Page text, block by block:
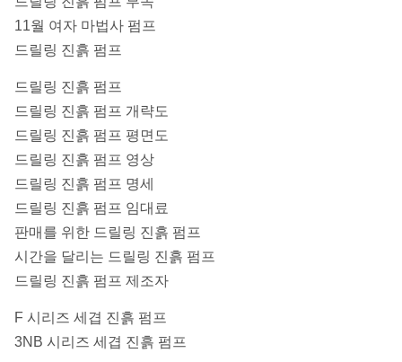
11월 여자 마법사 펌프
드릴링 진흙 펌프
드릴링 진흙 펌프
드릴링 진흙 펌프 개략도
드릴링 진흙 펌프 평면도
드릴링 진흙 펌프 영상
드릴링 진흙 펌프 명세
드릴링 진흙 펌프 임대료
판매를 위한 드릴링 진흙 펌프
시간을 달리는 드릴링 진흙 펌프
드릴링 진흙 펌프 제조자
F 시리즈 세겹 진흙 펌프
3NB 시리즈 세겹 진흙 펌프